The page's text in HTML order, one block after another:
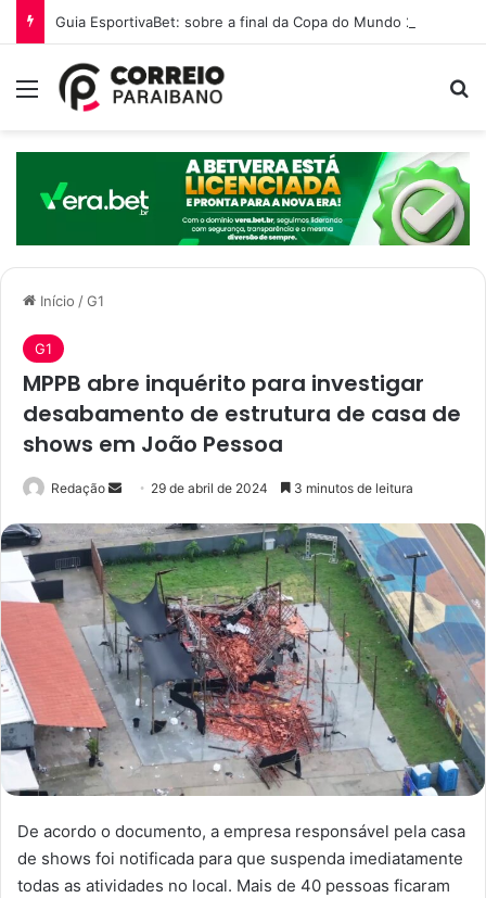
Guia EsportivaBet: sobre a final da Copa do Mundo 2026
Menu
Início /G1
G1
MPPB abre inquérito para investigar
desabamento de estrutura de casa de
shows em João Pessoa
Redação
n
d
e
u
m
e
-
m
l
29 de abril de 2024 3 minutos de leitura
De acordo o documento, a empresa responsável pela casa
de shows foi notificada para que suspenda imediatamente
todas as atividades no local. Mais de 40 pessoas ficaram